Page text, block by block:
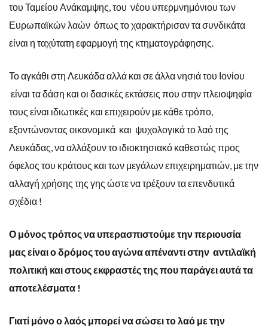
του Ταμείου Ανάκαμψης, του νέου υπερμνημόνιου των
Ευρωπαϊκών λαών όπως το χαρακτήρισαν τα συνδικάτα
είναι η ταχύτατη εφαρμογή της κτηματογράφησης.
Το αγκάθι στη Λευκάδα αλλά και σε άλλα νησιά του Ιονίου
είναι τα δάση και οι δασικές εκτάσεις που στην πλειοψηφία
τους είναι ιδιωτικές και επιχειρούν με κάθε τρόπο,
εξοντώνοντας οικονομικά και ψυχολογικά το λαό της
Λευκάδας, να αλλάξουν το ιδιοκτησιακό καθεστώς προς
όφελος του κράτους και των μεγάλων επιχειρηματιών, με την
αλλαγή χρήσης της γης ώστε να τρέξουν τα επενδυτικά
σχέδια !
Ο μόνος τρόπος να υπερασπιστούμε την περιουσία
μας είναι ο δρόμος του αγώνα απέναντι στην αντιλαϊκή
πολιτική και στους εκφραστές της που παράγει αυτά τα
αποτελέσματα !
Γιατί μόνο ο λαός μπορεί να σώσει το λαό με την